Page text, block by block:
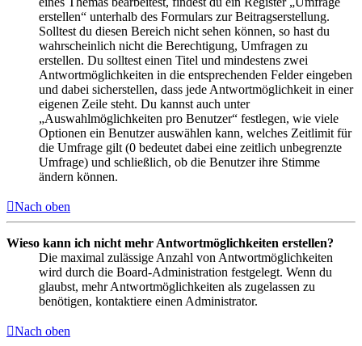
erstellen“ unterhalb des Formulars zur Beitragserstellung.
Solltest du diesen Bereich nicht sehen können, so hast du
wahrscheinlich nicht die Berechtigung, Umfragen zu
erstellen. Du solltest einen Titel und mindestens zwei
Antwortmöglichkeiten in die entsprechenden Felder eingeben
und dabei sicherstellen, dass jede Antwortmöglichkeit in einer
eigenen Zeile steht. Du kannst auch unter
„Auswahlmöglichkeiten pro Benutzer“ festlegen, wie viele
Optionen ein Benutzer auswählen kann, welches Zeitlimit für
die Umfrage gilt (0 bedeutet dabei eine zeitlich unbegrenzte
Umfrage) und schließlich, ob die Benutzer ihre Stimme
ändern können.
Nach oben
Wieso kann ich nicht mehr Antwortmöglichkeiten erstellen?
Die maximal zulässige Anzahl von Antwortmöglichkeiten
wird durch die Board-Administration festgelegt. Wenn du
glaubst, mehr Antwortmöglichkeiten als zugelassen zu
benötigen, kontaktiere einen Administrator.
Nach oben